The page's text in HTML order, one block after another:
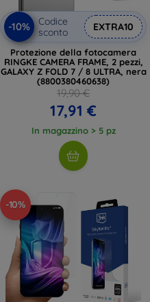
-10%
Codice
sconto
EXTRA10
Protezione della fotocamera
RINGKE CAMERA FRAME, 2 pezzi,
GALAXY Z FOLD 7 / 8 ULTRA, nera
(8800380460638)
19,90 €
17,91 €
In magazzino > 5 pz
-10%